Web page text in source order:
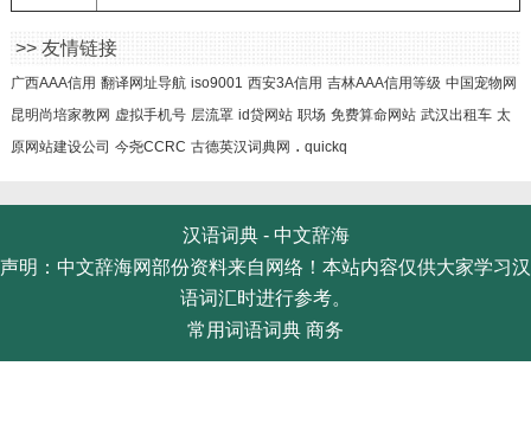
>> 友情链接
广西AAA信用 翻译网址导航 iso9001 西安3A信用 吉林AAA信用等级 中国宠物网
昆明尚培家教网 虚拟手机号 层流罩 id贷网站 职场 免费算命网站 武汉出租车 太
原网站建设公司 今尧CCRC 古德英汉词典网 . quickq
汉语词典 - 中文辞海
声明：中文辞海网部份资料来自网络！本站内容仅供大家学习汉
语词汇时进行参考。
常用词语词典 商务